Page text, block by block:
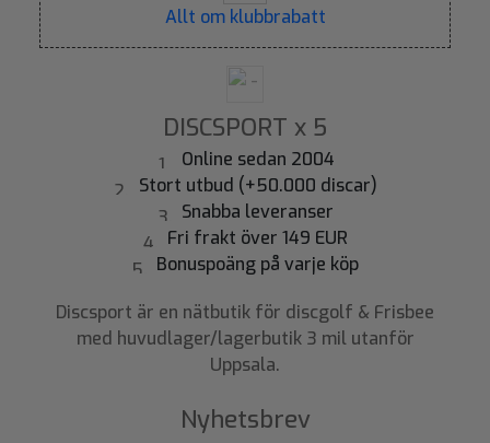
Allt om klubbrabatt
DISCSPORT x 5
Online sedan 2004
Stort utbud (+50.000 discar)
Snabba leveranser
Fri frakt över 149 EUR
Bonuspoäng på varje köp
Discsport är en nätbutik för discgolf & Frisbee
med huvudlager/lagerbutik 3 mil utanför
Uppsala.
Nyhetsbrev